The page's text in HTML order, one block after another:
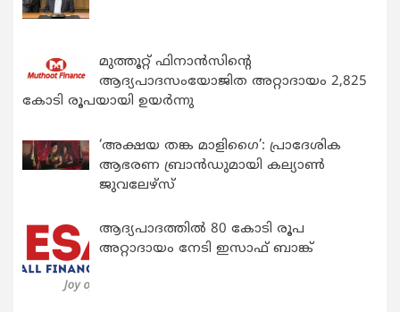
മുത്തൂറ്റ് ഫിനാൻസിന്റെ
ആദ്യപാദസംയോജിത അറ്റാദായം 2,825
കോടി രൂപയായി ഉയർന്നു
‘അക്ഷയ തങ്ക മാളിഗൈ’: പ്രാദേശിക
ആഭരണ ബ്രാന്‍ഡുമായി കല്യാണ്‍
ജുവലേഴ്‌സ്
ആദ്യപാദത്തിൽ 80 കോടി രൂപ
അറ്റാദായം നേടി ഇസാഫ് ബാങ്ക്